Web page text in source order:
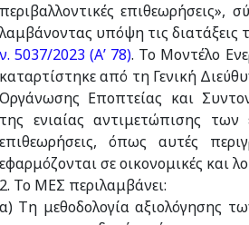
περιβαλλοντικές
λαμβάνοντας υπόψη τις διατάξεις
ν. 5037/2023 (Α’ 78). Το Μοντέλο
καταρτίστηκε από τη Γενική
Οργάνωσης Εποπτείας και
της ενιαίας αντιμετώπισης
επιθεωρήσεις, όπως αυτές
εφαρμόζονται σε οικονομικές και
2. Το ΜΕΣ περιλαμβάνει:
α) Τη μεθοδολογία αξιολόγησης